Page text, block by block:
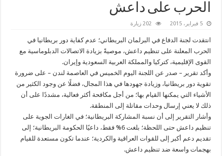
الحرب على داعش
5 فبراير، 2015 202 زيارة
انتقدت لجنة الدفاع في البرلمان البريطاني؛ عدم كفاية دور بريطانيا في
الحرب المعلنة على تنظيم داعش، موصيةً بزيادة الاتصالات الدبلوماسية مع
القوى الإقليمية، كتركيا والمملكة العربية السعودية وإيران.
وأكد تقرير – صدر عن اللجنة اليوم الخميس في العاصمة لندن – على ضرورة
تقوية دور بريطانيا، وزيادة جهودها في هذا المجال، فضلًا عن وجود الكثير من
الأشياء التي يمكنها القيام بها؛ من أجل مكافحة أكثر فعالية، مشددًا على أن
ذلك لا يعني إرسال وحدات مقاتلة إلى المنطقة.
وأشار التقرير إلى أن نسبة المشاركة البريطانية؛ في الغارات الجوية على
تنظيم داعش حتى اللحظة؛ بلغت 6% فقط، داعيًا الحكومة البريطانية؛ إلى
تقديم دعم أكبر إلى للقوات العراقية والكردية؛ عندما تكون مستعدة للقيام
بهجمات واسعة ضد تنظيم داعش.